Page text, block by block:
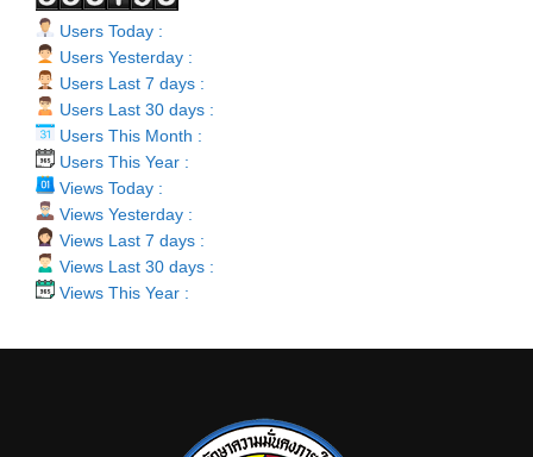
Users Today :
Users Yesterday :
Users Last 7 days :
Users Last 30 days :
Users This Month :
Users This Year :
Views Today :
Views Yesterday :
Views Last 7 days :
Views Last 30 days :
Views This Year :